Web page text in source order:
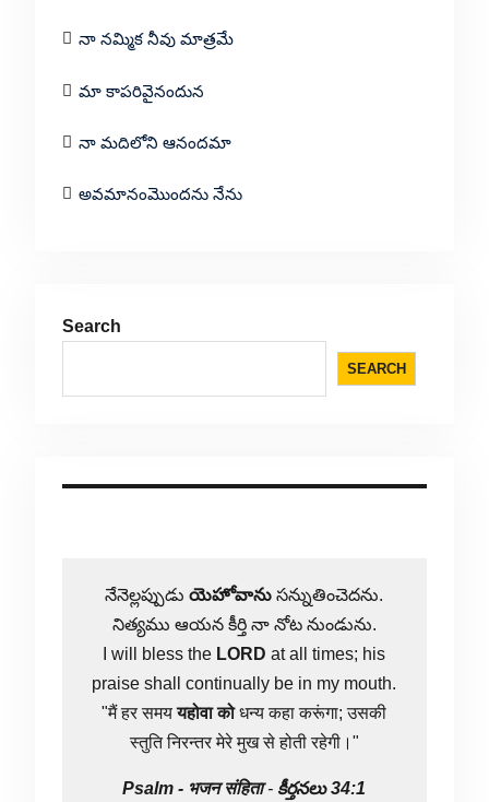
నా నమ్మిక నీవు మాత్రమే
మా కాపరివైనందున
నా మదిలోని ఆనందమా
అవమానంమొందను నేను
Search
SEARCH
నేనెల్లప్పుడుయెహోవాను సన్నుతించెదను.
నిత్యము ఆయన కీర్తి నా నోట నుండును.
I will bless the LORD at all times; his
praise shall continually be in my mouth.
"मैं हर समययहोवा कोधन्य कहा करूंगा; उसकी
स्तुति निरन्तर मेरे मुख से होती रहेगी।"
Psalm - भजन संहिता- కీర్తనలు 34:1